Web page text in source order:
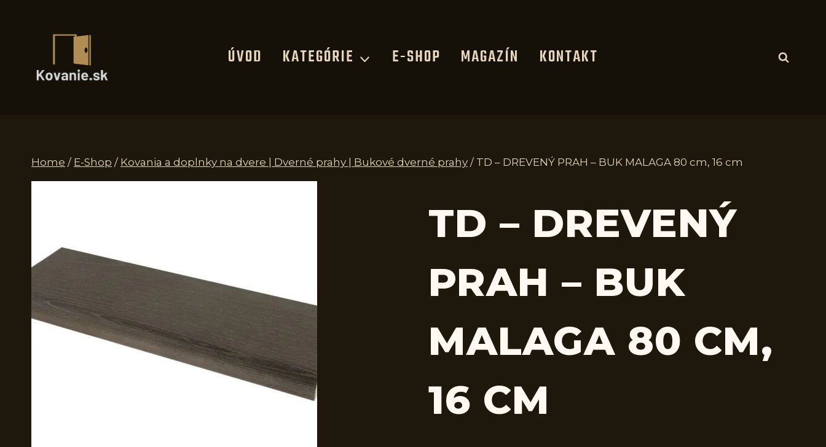
ÚVOD KATEGÓRIE E-SHOP MAGAZÍN KONTAKT
Home / E-Shop / Kovania a doplnky na dvere | Dverné prahy | Bukové dverné prahy / TD – DREVENÝ PRAH – BUK MALAGA 80 cm, 16 cm
TD – DREVENÝ
PRAH – BUK
MALAGA 80 CM,
16 CM